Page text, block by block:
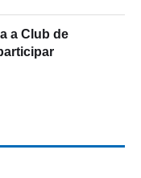
a Club de